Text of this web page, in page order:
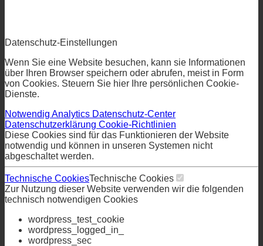
Datenschutz-Einstellungen
Wenn Sie eine Website besuchen, kann sie Informationen
über Ihren Browser speichern oder abrufen, meist in Form
von Cookies. Steuern Sie hier Ihre persönlichen Cookie-
Dienste.
Notwendig Analytics Datenschutz-Center
Datenschutzerklärung Cookie-Richtlinien
Diese Cookies sind für das Funktionieren der Website
notwendig und können in unseren Systemen nicht
abgeschaltet werden.
Technische CookiesTechnische Cookies
Zur Nutzung dieser Website verwenden wir die folgenden
technisch notwendigen Cookies
wordpress_test_cookie
wordpress_logged_in_
wordpress_sec